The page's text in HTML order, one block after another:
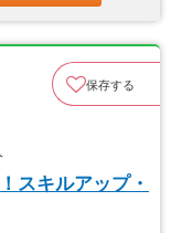
保存する
スキルアップ・